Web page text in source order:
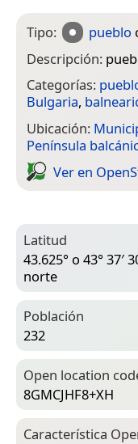
Tipo: pueblo
Descripción:
Categorías:
Bulgaria,
Ubicación:
Península
Ver en
Latitud
43.625° o 43° 37′
norte
Población
232
Open location
8GMCJHF8+XH
Característica